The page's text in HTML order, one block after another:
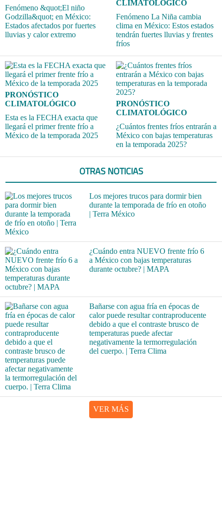
Fenómeno &quot;El niño
Godzilla&quot; en México:
Estados afectados por fuertes
lluvias y calor extremo
CLIMATOLÓGICO
Fenómeno La Niña cambia
clima en México: Estos estados
tendrán fuertes lluvias y frentes
fríos
PRONÓSTICO
CLIMATOLÓGICO
Esta es la FECHA exacta que
llegará el primer frente frío a
México de la temporada 2025
PRONÓSTICO
CLIMATOLÓGICO
¿Cuántos frentes fríos entrarán a
México con bajas temperaturas
en la temporada 2025?
OTRAS NOTICIAS
Los mejores trucos para dormir bien
durante la temporada de frío en otoño
| Terra México
¿Cuándo entra NUEVO frente frío 6
a México con bajas temperaturas
durante octubre? | MAPA
Bañarse con agua fría en épocas de
calor puede resultar contraproducente
debido a que el contraste brusco de
temperaturas puede afectar
negativamente la termorregulación
del cuerpo. | Terra Clima
VER MÁS